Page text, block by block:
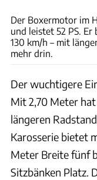
Der Boxermotor im
und leistet 52 PS.
130 km/h – mit
mehr drin.
Der wuchtigere
Mit 2,70 Meter
längeren
Karosserie bietet
Meter Breite fünf
Sitzbänken Platz.